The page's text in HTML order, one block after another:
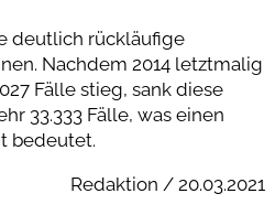
deutlich rückläufige
Nachdem 2014 letztmalig
Fälle stieg, sank diese
33.333 Fälle, was einen
bedeutet.
Redaktion / 20.03.2021